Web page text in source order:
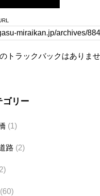
トラックバックはありませ
ゴリー
(1)
路 (2)
(60)